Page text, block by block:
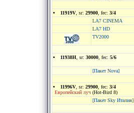
11919V , sr: 29900 , fec: 3/4
LA7 CINEMA
LA7 HD
TV2000
11938H , sr: 30000 , fec: 5/6
[Пакет Nova]
11996V , sr: 29900 , fec: 3/4
Европейский луч (Hot-Bird 8)
[Пакет Sky Италия]